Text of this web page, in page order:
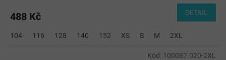
488 Kč DETAIL
104 116 128 140 152 XS S M 2XL
Kód: 100087.020-2XL